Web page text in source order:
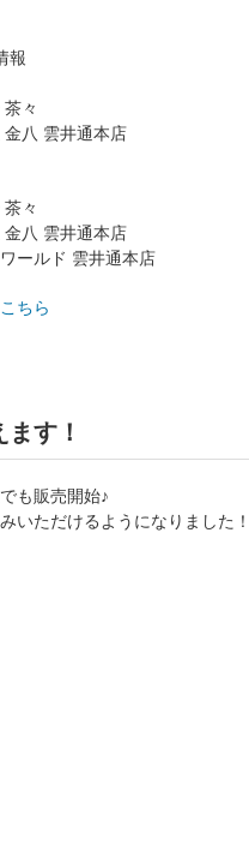
報
茶々
金八 雲井通本店
茶々
金八 雲井通本店
ールド 雲井通本店
こちら
す！
も販売開始♪
いただけるようになりました